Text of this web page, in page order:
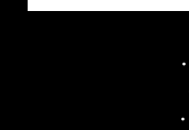
・
・